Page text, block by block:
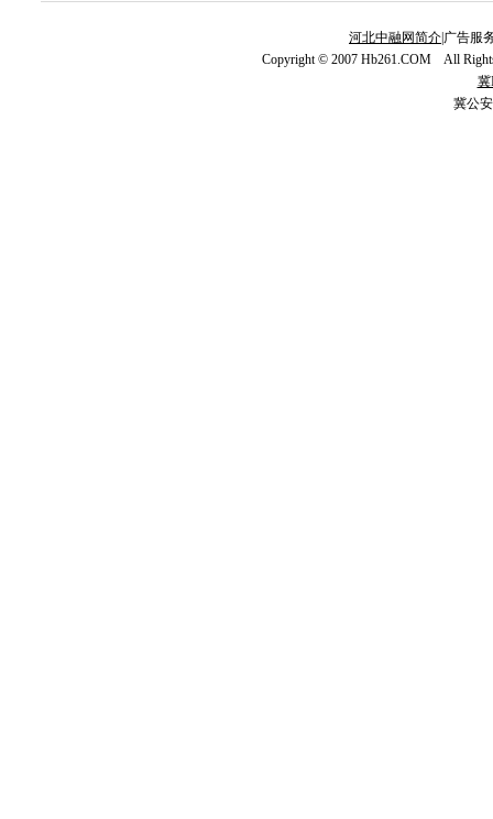
河北中融网简介 |广告服
Copyright © 2007 Hb261.COM All
冀
冀公